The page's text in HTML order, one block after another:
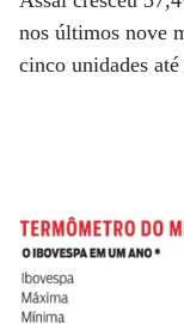
nos últimos nove
cinco unidades